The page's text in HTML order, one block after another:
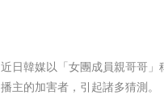
近日韓媒以「女團成員親哥哥」
播主的加害者，引起諸多猜測。